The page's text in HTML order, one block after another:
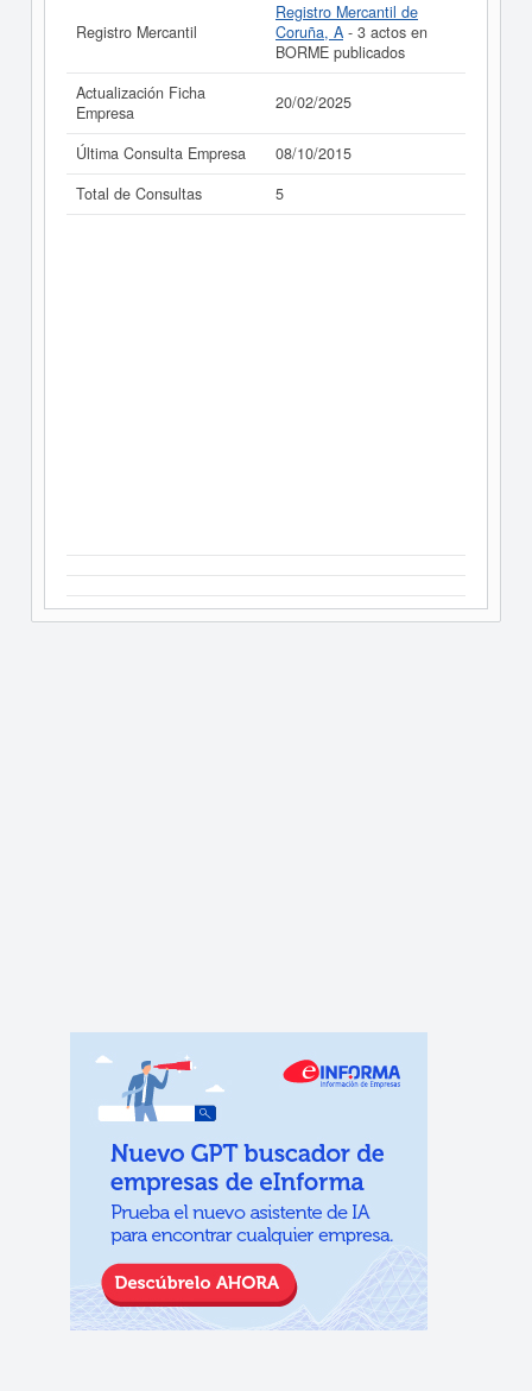
Registro Mercantil
Registro Mercantil de
Coruña, A - 3 actos en
BORME publicados
Actualización Ficha
Empresa
20/02/2025
Última Consulta Empresa
08/10/2015
Total de Consultas
5